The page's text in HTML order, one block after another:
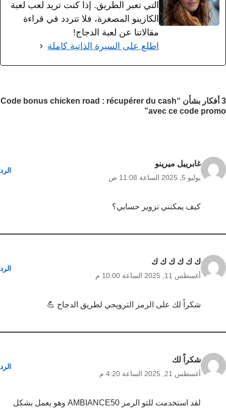
التي تعبر الطريق. إذا كنت تريد لعب لعبة
الكازينو المصغرة، فلا تتردد في قراءة
مقالاتنا عن لعبة الدجاج!
اطلع على السيرة الذاتية كاملة
3 أفكار بشأن “Code bonus chicken road : récupérer du cash
avec ce code promo”
غابرييل ميرينو
يوليو 5, 2025 الساعة 11:08 ص
الرد
كيف يمكنني تزوير حسابي؟
ك ك ك ك ك ك
أغسطس 11, 2025 الساعة 10:00 م
الرد
شكراً لك على الرمز الترويجي لطريق الدجاج 💪
شكراً لك
أغسطس 21, 2025 الساعة 4:20 م
الرد
لقد استخدمت للتو الرمز AMBIANCE50 وهو يعمل بشكل